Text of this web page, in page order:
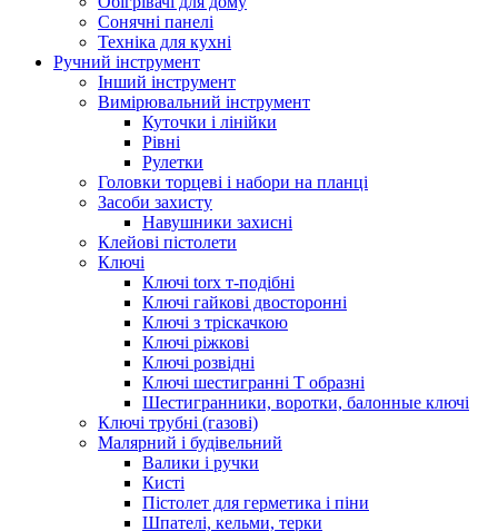
Сонячні панелі
Техніка для кухні
Ручний інструмент
Інший інструмент
Вимірювальний інструмент
Куточки і лінійки
Рівні
Рулетки
Головки торцеві і набори на планці
Засоби захисту
Навушники захисні
Клейові пістолети
Ключі
Ключі torx т-подібні
Ключі гайкові двосторонні
Ключі з тріскачкою
Ключі ріжкові
Ключі розвідні
Ключі шестигранні Т образні
Шестигранники, воротки, балонные ключі
Ключі трубні (газові)
Малярний і будівельний
Валики і ручки
Кисті
Пістолет для герметика і піни
Шпателі, кельми, терки